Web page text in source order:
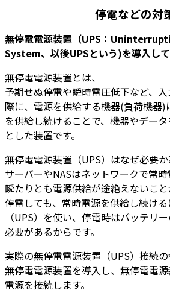
停電などの対
無停電電源装置（UPS：
System、以後UPSという)を導入して
無停電電源装置とは、
予期せぬ停電や瞬時電圧低下など、
際に、電源を供給する機器(負荷機器
を供給し続けることで、機器やデー
とした装置です。
無停電電源装置（UPS）はなぜ必要か
サーバーやNASはネットワークで常
瞬たりとも電源供給が途絶えないこと
停電しても、常時電源を供給し続け
（UPS）を使い、停電時はバッテリ
必要があるからです。
実際の無停電電源装置（UPS）接続
無停電電源装置を導入し、無停電電
電源を接続します。